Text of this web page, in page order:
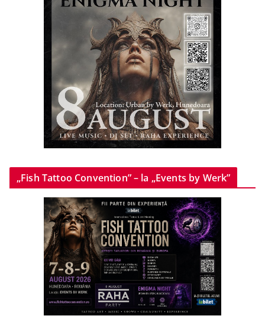
„Fish Tattoo Convention” – la „Events by Werk”